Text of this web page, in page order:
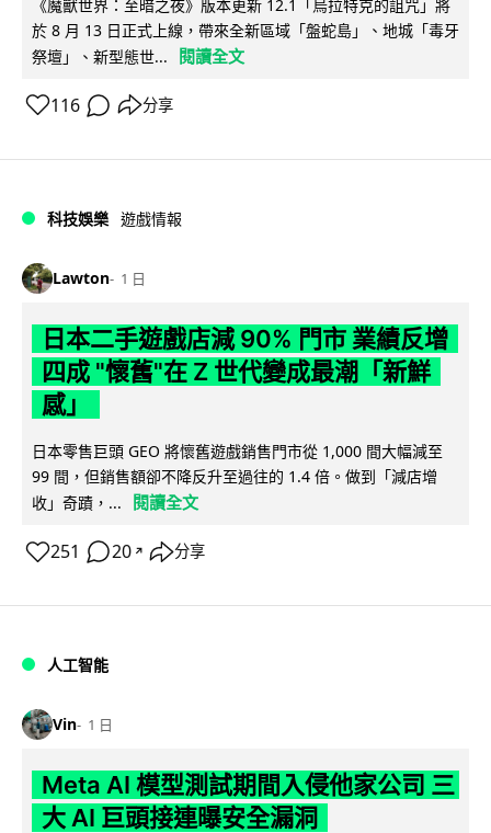
《魔獸世界：至暗之夜》版本更新 12.1「烏拉特克的詛咒」將
於 8 月 13 日正式上線，帶來全新區域「盤蛇島」、地城「毒牙
祭壇」、新型態世...
閱讀全文
116 分享
科技娛樂 遊戲情報
Lawton 1 日
日本二手遊戲店減 90% 門市 業績反增
四成 "懷舊"在 Z 世代變成最潮「新鮮
感」
日本零售巨頭 GEO 將懷舊遊戲銷售門市從 1,000 間大幅減至
99 間，但銷售額卻不降反升至過往的 1.4 倍。做到「減店增
收」奇蹟，...
閱讀全文
251 20 ↗ 分享
人工智能
Vin 1 日
Meta AI 模型測試期間入侵他家公司 三
大 AI 巨頭接連曝安全漏洞